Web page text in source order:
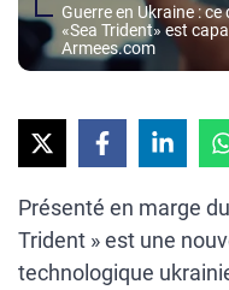
Guerre en Ukraine :
«Sea Trident» est
Armees.com
Présenté en marge
Trident » est une
technologique